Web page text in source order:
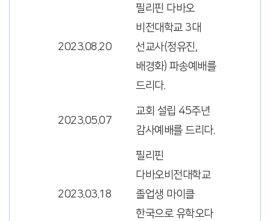
2023.08.20
필리핀 다바오
비전대학교 3대
선교사(정유진,
배경화) 파송예배를
드리다.
2023.05.07
교회 설립 45주년
감사예배를 드리다.
2023.03.18
필리핀
다바오비전대학교
졸업생 마이클
한국으로 유학오다